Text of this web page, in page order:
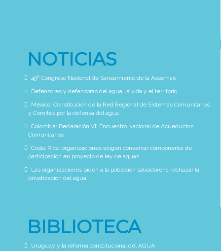
NOTICIAS
49º Congreso Nacional de Saneamiento de la Assemae
Defensores y defensoras del agua, la vida y el territorio
México: Constitución de la Red Regional de Sistemas Comunitarios
y Comités por la defensa del agua
Colombia: Declaración VII Encuentro Nacional de Acueductos
Comunitarios
Costa Rica: organizaciones exigen conservar componente de
participación en proyecto de ley de aguas
Las organizaciones piden a la población salvadoreña rechazar la
privatización del agua
BIBLIOTECA
Uruguay y la reforma constitucional del AGUA